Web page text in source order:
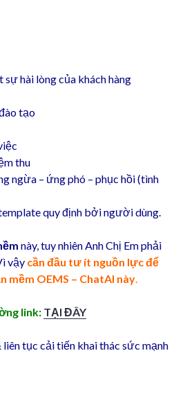
sự hài lòng của khách hàng
tạo
thu
ngừa – ứng phó – phục hồi (tình
quy định bởi người dùng.
này, tuy nhiên Anh Chị Em phải
vậy cần đầu tư ít nguồn lực để
mềm OEMS – ChatAI này.
link: TẠI ĐÂY
liên tục cải tiến khai thác sức mạnh